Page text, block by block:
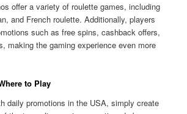
offer a variety of roulette games, including
and French roulette. Additionally, players
such as free spins, cashback offers,
making the gaming experience even more
to Play
daily promotions in the USA, simply create